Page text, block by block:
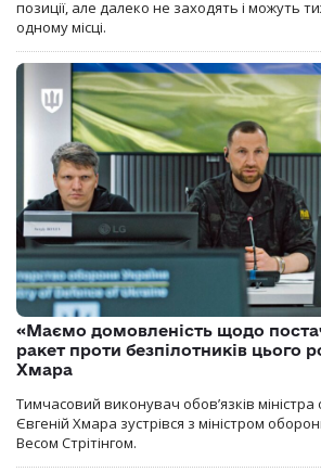
позиції, але далеко не заходять і можуть
одному місці.
«Маємо домовленість щодо
ракет проти безпілотників цього
Хмара
Тимчасовий виконувач обов’язків
Євгеній Хмара зустрівся з міністром
Весом Стрітінгом.